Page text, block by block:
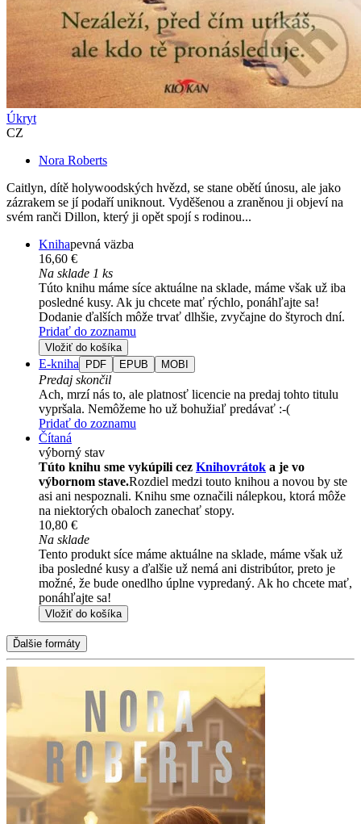
Úkryt
CZ
Nora Roberts
Caitlyn, dítě holywoodských hvězd, se stane obětí únosu, ale jako
zázrakem se jí podaří uniknout. Vyděšenou a zraněnou ji objeví na
svém ranči Dillon, který ji opět spojí s rodinou...
Knihapevná väzba
16,60 €
Na sklade 1 ks
Túto knihu máme síce aktuálne na sklade, máme však už iba
posledné kusy. Ak ju chcete mať rýchlo, ponáhľajte sa!
Dodanie ďalších môže trvať dlhšie, zvyčajne do štyroch dní.
Pridať do zoznamu
Vložiť do košíka
E-kniha PDF EPUB MOBI
Predaj skončil
Ach, mrzí nás to, ale platnosť licencie na predaj tohto titulu
vypršala. Nemôžeme ho už bohužiaľ predávať :-(
Pridať do zoznamu
Čítaná
výborný stav
Túto knihu sme vykúpili cez Knihovrátok a je vo
výbornom stave.Rozdiel medzi touto knihou a novou by ste
asi ani nespoznali. Knihu sme označili nálepkou, ktorá môže
na niektorých obaloch zanechať stopy.
10,80 €
Na sklade
Tento produkt síce máme aktuálne na sklade, máme však už
iba posledné kusy a ďalšie už nemá ani distribútor, preto je
možné, že bude onedlho úplne vypredaný. Ak ho chcete mať,
ponáhľajte sa!
Vložiť do košíka
Ďalšie formáty